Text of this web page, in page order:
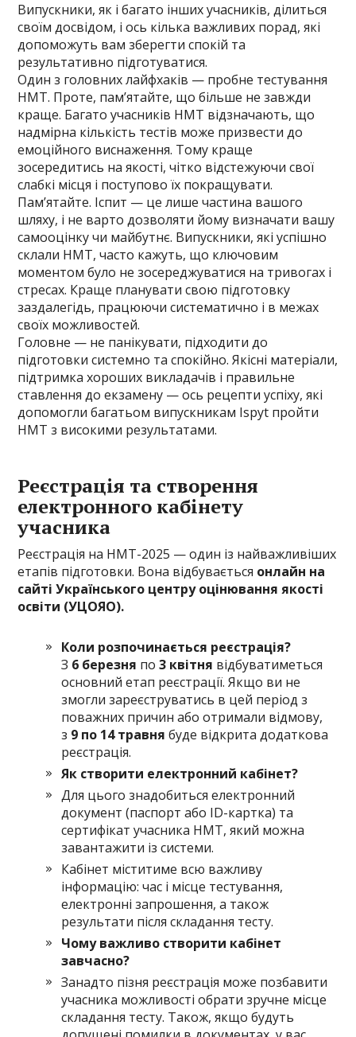
Випускники, як і багато інших учасників, ділиться
своїм досвідом, і ось кілька важливих порад, які
допоможуть вам зберегти спокій та
результативно підготуватися.
Один з головних лайфхаків — пробне тестування
НМТ. Проте, пам’ятайте, що більше не завжди
краще. Багато учасників НМТ відзначають, що
надмірна кількість тестів може призвести до
емоційного виснаження. Тому краще
зосередитись на якості, чітко відстежуючи свої
слабкі місця і поступово їх покращувати.
Пам’ятайте. Іспит — це лише частина вашого
шляху, і не варто дозволяти йому визначати вашу
самооцінку чи майбутнє. Випускники, які успішно
склали НМТ, часто кажуть, що ключовим
моментом було не зосереджуватися на тривогах і
стресах. Краще планувати свою підготовку
заздалегідь, працюючи систематично і в межах
своїх можливостей.
Головне — не панікувати, підходити до
підготовки системно та спокійно. Якісні матеріали,
підтримка хороших викладачів і правильне
ставлення до екзамену — ось рецепти успіху, які
допомогли багатьом випускникам Ispyt пройти
НМТ з високими результатами.
Реєстрація та створення
електронного кабінету
учасника
Реєстрація на НМТ-2025 — один із найважливіших
етапів підготовки. Вона відбувається онлайн на
сайті Українського центру оцінювання якості
освіти (УЦОЯО).
Коли розпочинається реєстрація?
З 6 березня по3 квітня відбуватиметься
основний етап реєстрації. Якщо ви не
змогли зареєструватись в цей період з
поважних причин або отримали відмову,
з 9 по 14 травня буде відкрита додаткова
реєстрація.
Як створити електронний кабінет?
Для цього знадобиться електронний
документ (паспорт або ID-картка) та
сертифікат учасника НМТ, який можна
завантажити із системи.
Кабінет міститиме всю важливу
інформацію: час і місце тестування,
електронні запрошення, а також
результати після складання тесту.
Чому важливо створити кабінет
завчасно?
Занадто пізня реєстрація може позбавити
учасника можливості обрати зручне місце
складання тесту. Також, якщо будуть